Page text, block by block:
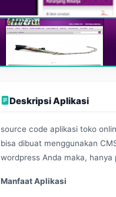
Deskripsi Aplikasi
source code aplikasi toko
bisa dibuat menggunakan
wordpress Anda maka,
Manfaat Aplikasi